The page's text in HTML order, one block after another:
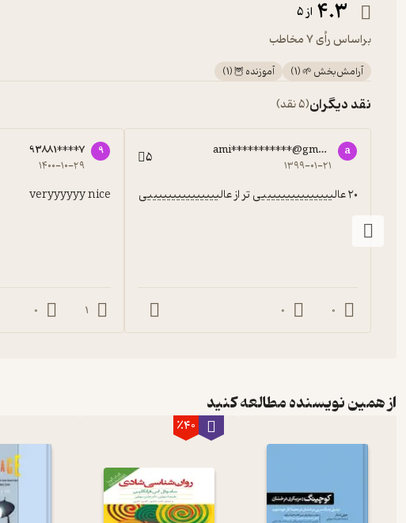
4.3 از 5
براساس رأی 7 مخاطب
آرامش‌بخش 🌱(
1
) آموزنده 🦉(
1
)
نقد دیگران(5 نقد)
a
ami***********@gmail.com
۱۳۹۹-۰۱-۲۱ 5
۲۰ عالیییییییییییییییی تر از عالیییییییییییییییی
0
0
9
93881****7
۱۴۰۰-۱۰-۲۹
veryyyyyy nice
1
0
از همین نویسنده مطالعه کنید
٪40